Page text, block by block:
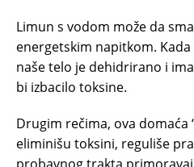
Limun s vodom može da
energetskim napitkom.
naše telo je dehidrirano i
bi izbacilo toksine.
Drugim rečima, ova domaća
eliminišu toksini, reguliše